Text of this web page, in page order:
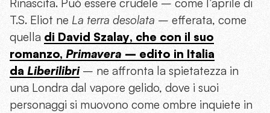
Rinascita. Può essere crudele – come l’aprile di
T.S. Eliot ne La terra desolata – efferata, come
quella di David Szalay, che con il suo
romanzo, Primavera – edito in Italia
da Liberilibri– ne affronta la spietatezza in
una Londra dal vapore gelido, dove i suoi
personaggi si muovono come ombre inquiete in